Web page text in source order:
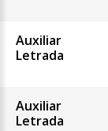
Auxiliar
Letrada
Auxiliar
Letrada